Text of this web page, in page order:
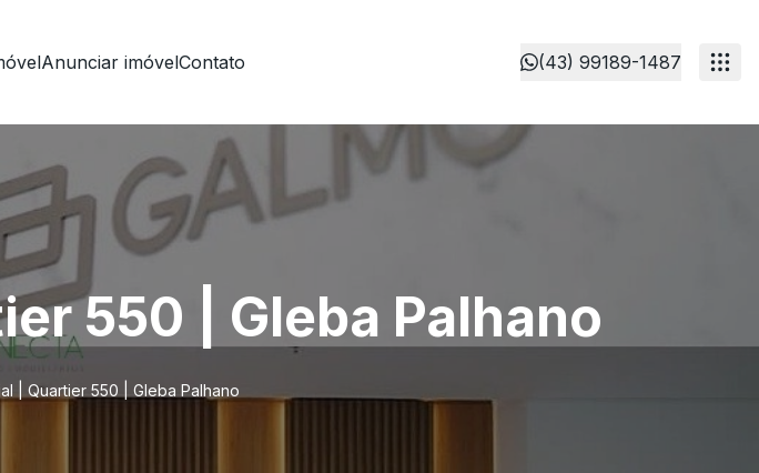
Anunciar imóvelContato (43) 99189-1487
550 | Gleba Palhano
| Quartier 550 | Gleba Palhano